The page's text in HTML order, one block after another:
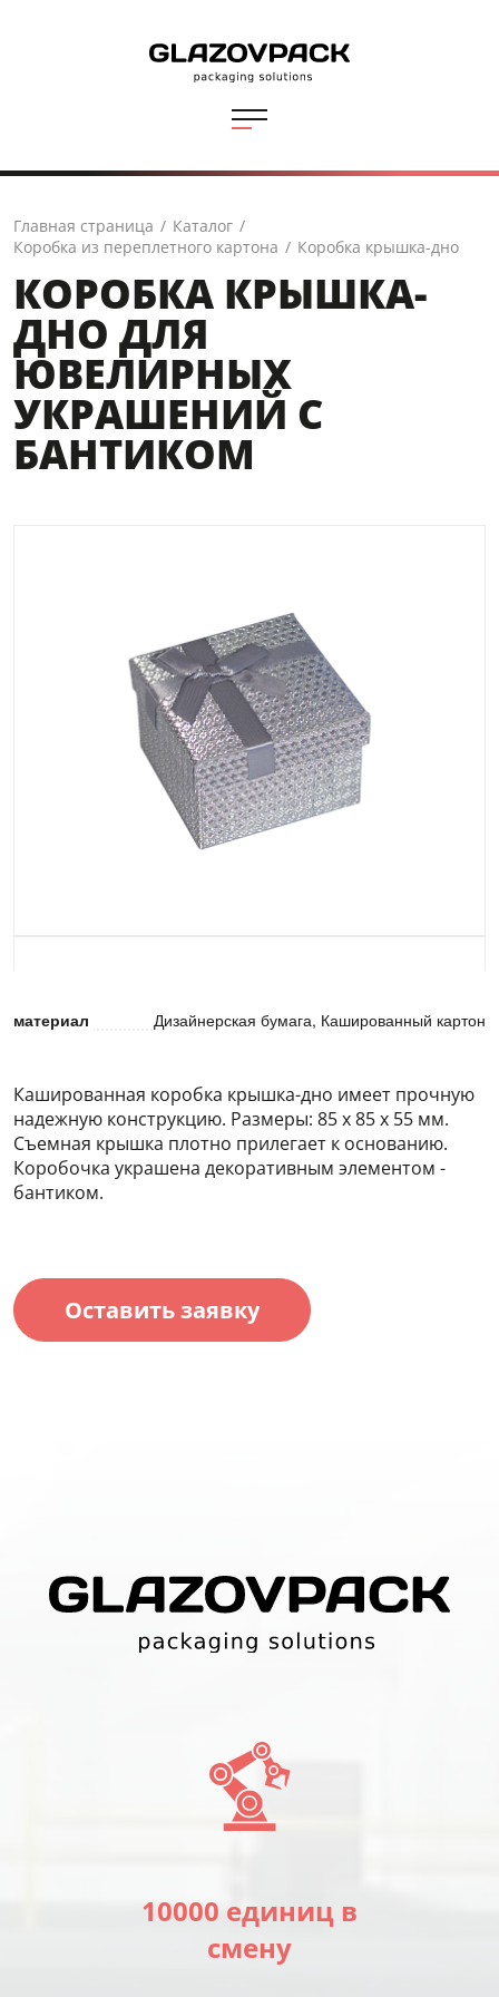
Главная страница / Каталог /
Коробка из переплетного картона / Коробка крышка-дно
КОРОБКА КРЫШКА-
ДНО ДЛЯ
ЮВЕЛИРНЫХ
УКРАШЕНИЙ С
БАНТИКОМ
материал Дизайнерская бумага, Кашированный картон
Кашированная коробка крышка-дно имеет прочную
надежную конструкцию. Размеры: 85 х 85 х 55 мм.
Съемная крышка плотно прилегает к основанию.
Коробочка украшена декоративным элементом -
бантиком.
Оставить заявку
10000 единиц в
смену